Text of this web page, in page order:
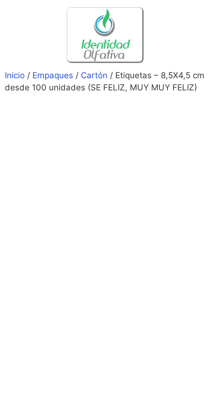
Inicio / Empaques / Cartón / Etiquetas – 8,5X4,5 cm
desde 100 unidades (SE FELIZ, MUY MUY FELIZ)